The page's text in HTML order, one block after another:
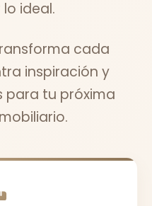
ideal.
cada
inspiración y
para tu próxima